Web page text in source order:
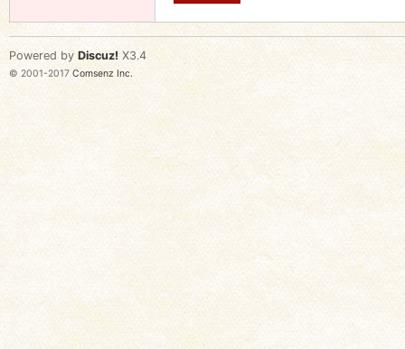
Powered byDiscuz! X3.4
© 2001-2017 Comsenz Inc.